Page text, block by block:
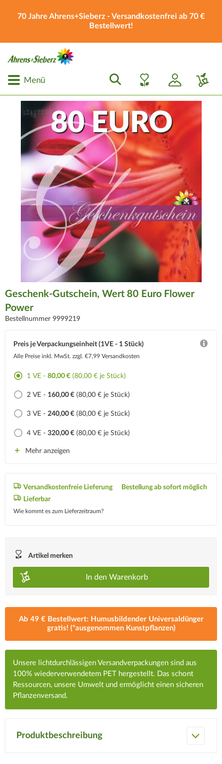
70 Jahre Ahrens+Sieberz - Versandkostenfrei ab 70 €
Bestellwert!
Menü
Geschenk-Gutschein, Wert 80 Euro Flower
Power
Bestellnummer 9999219
Preis je Verpackungseinheit (1VE - 1 Stück)
Alle Preise inkl. MwSt. zzgl. €7,99 Versandkosten
1 VE - 80,00 € (80,00 € je Stück)
2 VE - 160,00 € (80,00 € je Stück)
3 VE - 240,00 € (80,00 € je Stück)
4 VE - 320,00 € (80,00 € je Stück)
Mehr anzeigen
Versandkostenfreie Lieferung
Lieferbar
Wie kommt es zum Lieferzeitraum?
Bestellung ab sofort möglich
Artikel merken
In den Warenkorb
Ab 49 € Bestellwert: Humusbildender Universaldünger
gratis! (*ausgenommen Kunstpflanzen)
Unsere lichtdurchlässigen Versandverpackungen sind aus
100% wiederverwendetem PET hergestellt. Das schont
Ressourcen, unsere Umwelt und ermöglicht einen sicheren
Pflanzenversand.
Produktbeschreibung